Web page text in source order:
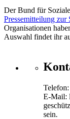
Der Bund für
Pressemitteilung zur
Organisationen
Auswahl findet ihr
E-Mail:
sein.